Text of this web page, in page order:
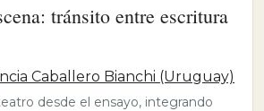
tránsito entre escritura
Caballero Bianchi (Uruguay)
desde el ensayo, integrando